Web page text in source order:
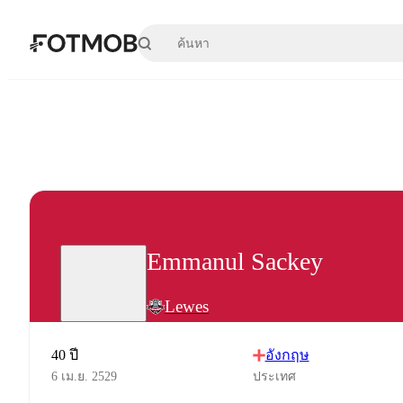
ข้ามไปยังเนื้อหาหลัก
Emmanul Sackey
Lewes
40 ปี
6 เม.ย. 2529
อังกฤษ
ประเทศ